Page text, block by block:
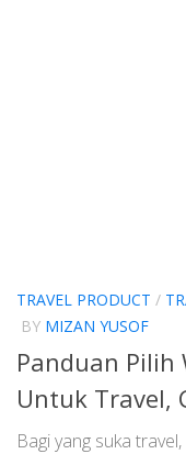
TRAVEL PRODUCT /
BY MIZAN YUSOF
Panduan Pilih
Untuk Travel,
Bagi yang suka